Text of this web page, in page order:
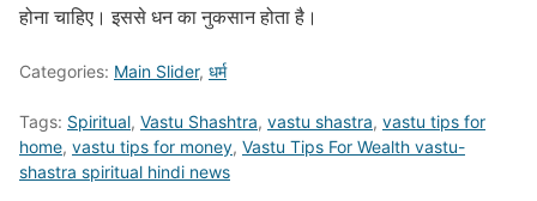
होना चाहिए। इससे धन का नुकसान होता है।
Categories: Main Slider, धर्म
Tags: Spiritual, Vastu Shashtra, vastu shastra, vastu tips for
home, vastu tips for money, Vastu Tips For Wealth vastu-
shastra spiritual hindi news